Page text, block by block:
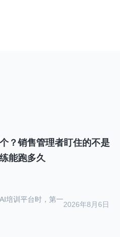
？销售管理者盯住的不是
能跑多久
2026年8月6日
培训平台时，第一